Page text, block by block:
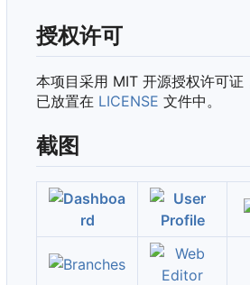
授权许可
本项目采用 MIT 开源授权许可证
已放置在 LICENSE 文件中。
截图